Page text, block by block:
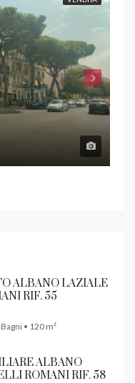
ALBANO LAZIALE
RIF. 55
• 120 m²
ALBANO
ROMANI RIF. 58